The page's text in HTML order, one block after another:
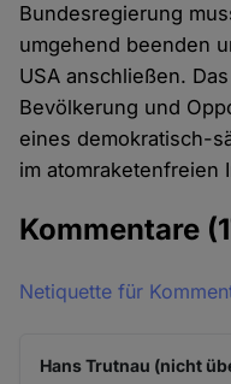
Bundesregierung
umgehend beenden
USA anschließen.
Bevölkerung und
eines demokratisch-
im atomraketenfreien
Kommentare
Netiquette für
Hans Trutnau (nicht